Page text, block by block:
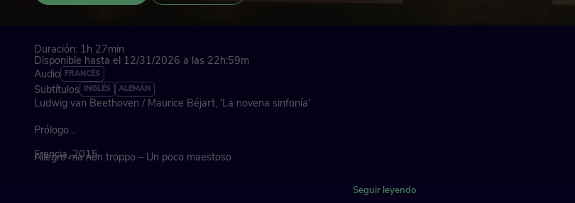
Duración: 1h 27min
Disponible hasta el 12/31/2026 a las 22h:59m
Audio FRANCÉS
Subtítulos INGLÉS ALEMÁN
Ludwig van Beethoven / Maurice Béjart, 'La novena sinfonía'
Prólogo
Allegro ma non troppo – Un poco maestoso
Francia, 2015
Seguir leyendo